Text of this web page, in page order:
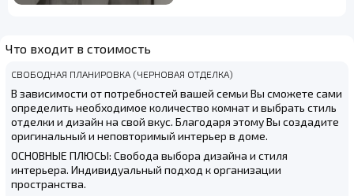
Что входит в стоимость
СВОБОДНАЯ ПЛАНИРОВКА (ЧЕРНОВАЯ ОТДЕЛКА)
В зависимости от потребностей вашей семьи Вы сможете сами
определить необходимое количество комнат и выбрать стиль
отделки и дизайн на свой вкус. Благодаря этому Вы создадите
оригинальный и неповторимый интерьер в доме.
ОСНОВНЫЕ ПЛЮСЫ: Свобода выбора дизайна и стиля
интерьера. Индивидуальный подход к организации
пространства.